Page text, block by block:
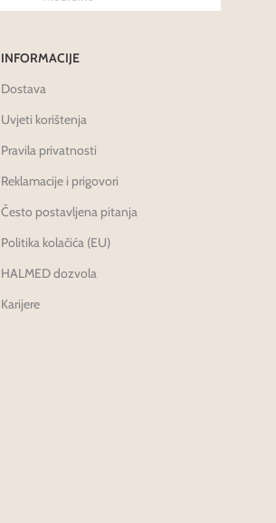
INFORMACIJE
Dostava
Uvjeti korištenja
Pravila privatnosti
Reklamacije i prigovori
Često postavljena pitanja
Politika kolačića (EU)
HALMED dozvola
Karijere